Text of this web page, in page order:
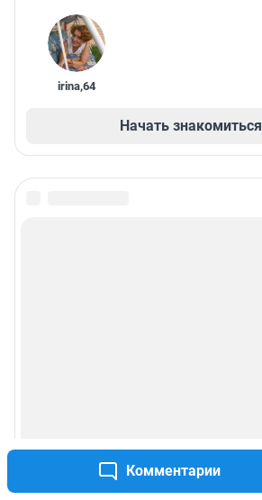
Комментарии
irina,64
Начать знакомиться